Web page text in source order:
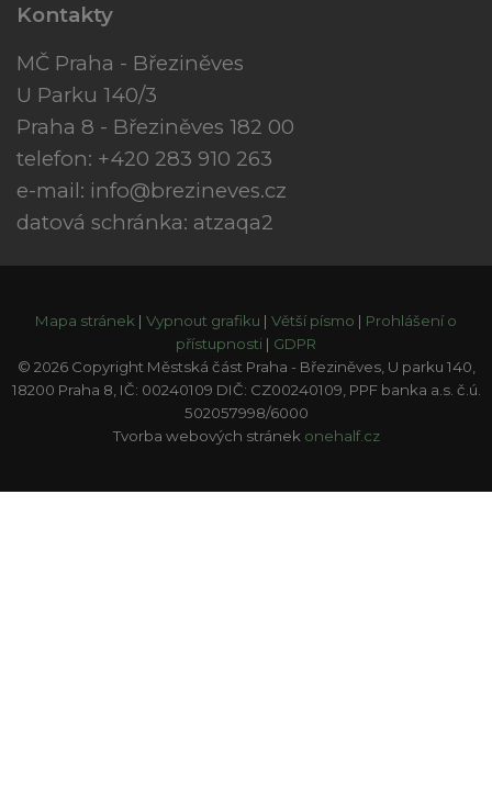
Kontakty
MČ Praha - Březiněves
U Parku 140/3
Praha 8 - Březiněves 182 00
telefon: +420 283 910 263
e-mail: info@brezineves.cz
datová schránka: atzaqa2
Mapa stránek | Vypnout grafiku | Větší písmo | Prohlášení o
přístupnosti | GDPR
© 2026 Copyright Městská část Praha - Březiněves, U parku 140,
18200 Praha 8, IČ: 00240109 DIČ: CZ00240109, PPF banka a.s. č.ú.
502057998/6000
Tvorba webových stránek onehalf.cz